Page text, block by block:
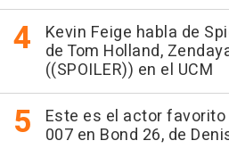
Kevin Feige habla de
de Tom Holland,
((SPOILER)) en el UCM
Este es el actor
007 en Bond 26, de